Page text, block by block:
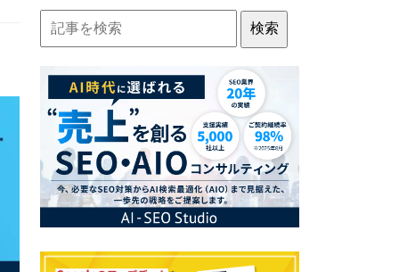
検索